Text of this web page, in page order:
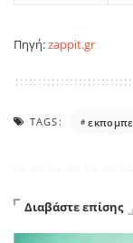
Πηγή:zappit.gr
TAGS:
Διαβάστε επίσης